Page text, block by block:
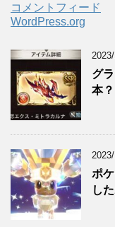
コメントフィード
WordPress.org
グ
本？
ポ
し